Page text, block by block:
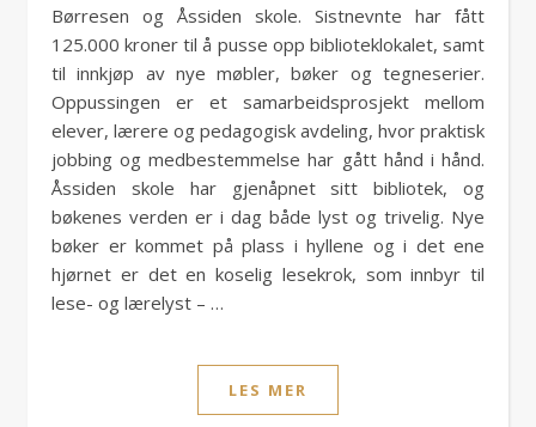
Børresen og Åssiden skole. Sistnevnte har fått
125.000 kroner til å pusse opp biblioteklokalet, samt
til innkjøp av nye møbler, bøker og tegneserier.
Oppussingen er et samarbeidsprosjekt mellom
elever, lærere og pedagogisk avdeling, hvor praktisk
jobbing og medbestemmelse har gått hånd i hånd.
Åssiden skole har gjenåpnet sitt bibliotek, og
bøkenes verden er i dag både lyst og trivelig. Nye
bøker er kommet på plass i hyllene og i det ene
hjørnet er det en koselig lesekrok, som innbyr til
lese- og lærelyst – …
LES MER